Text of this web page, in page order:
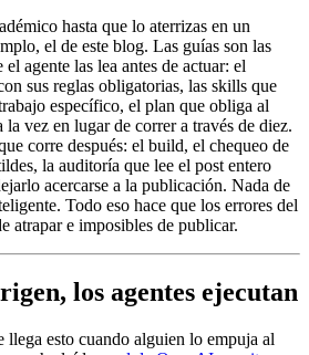
hasta que lo aterrizas en un
el de este blog. Las guías son las
agente las lea antes de actuar: el
sus reglas obligatorias, las skills que
específico, el plan que obliga al
la vez en lugar de correr a través de diez.
corre después: el build, el chequeo de
la auditoría que lee el post entero
acercarse a la publicación. Nada de
Todo eso hace que los errores del
atrapar e imposibles de publicar.
los agentes ejecutan
llega esto cuando alguien lo empuja al